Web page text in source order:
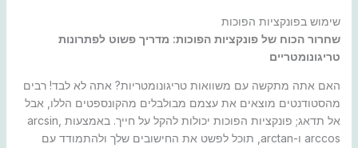
שימוש בפונקציות הפוכות
שחרור הכוח של פונקציות הפוכות: מדריך פשוט לפתרונות
טריגונומטריים
האם אתה מתקשה עם משוואות טריגונומטריות? אתה לא לבד! רבים
מהסטודנטים מוצאים את עצמם מבולבלים מהקונספטים הללו, אבל
אל תדאג; פונקציות הפוכות יכולות להקל על חייך. באמצעות arcsin,
arccos ו-arctan, תוכל לפשט את החישובים שלך ולהתמודד עם